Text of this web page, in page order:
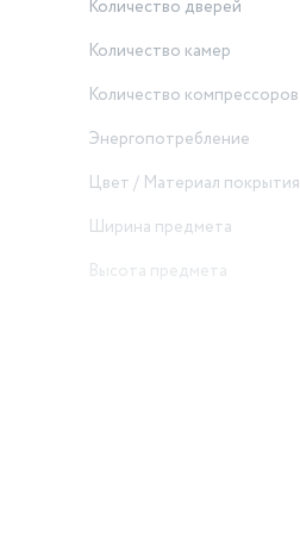
Количество дверей
Количество камер
Количество компрессоров
Энергопотребление
Цвет / Материал покрытия
Ширина предмета
Высота предмета